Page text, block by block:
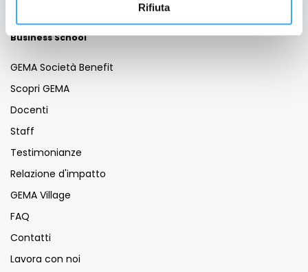
Rifiuta
Business School
GEMA Società Benefit
Scopri GEMA
Docenti
Staff
Testimonianze
Relazione d'impatto
GEMA Village
FAQ
Contatti
Lavora con noi